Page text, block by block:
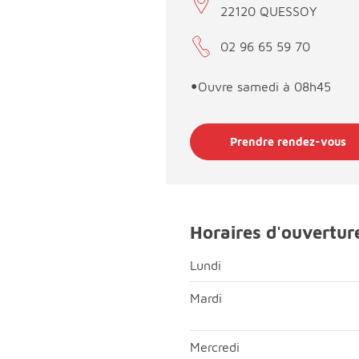
22120 QUESSOY
02 96 65 59 70
•Ouvre samedi à 08h45
Prendre rendez-vous
Horaires
Lundi
Mardi
Mardi; Matin, ouvert de
Mercredi